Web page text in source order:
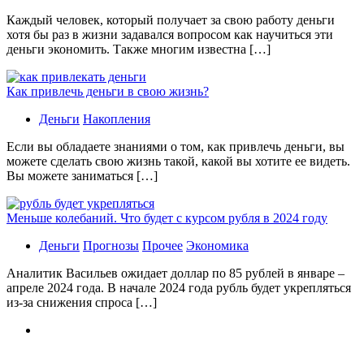
Каждый человек, который получает за свою работу деньги
хотя бы раз в жизни задавался вопросом как научиться эти
деньги экономить. Также многим известна […]
Как привлечь деньги в свою жизнь?
Деньги Накопления
Если вы обладаете знаниями о том, как привлечь деньги, вы
можете сделать свою жизнь такой, какой вы хотите ее видеть.
Вы можете заниматься […]
Меньше колебаний. Что будет с курсом рубля в 2024 году
Деньги Прогнозы Прочее Экономика
Аналитик Васильев ожидает доллар по 85 рублей в январе –
апреле 2024 года. В начале 2024 года рубль будет укрепляться
из-за снижения спроса […]